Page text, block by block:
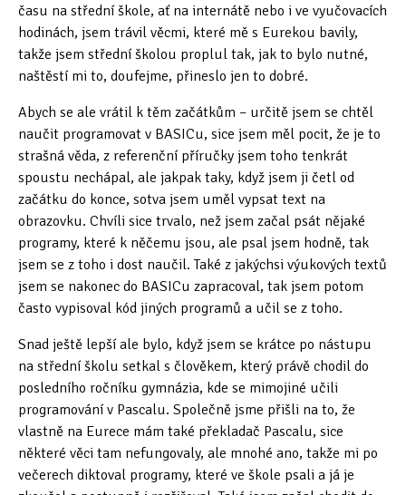
Milan Antal
Mgr. Roman Kabelka
Mgr. Eliška Hluší
Petr Řehák
Mgr. Štefan Kiss
Jan Příborský
MgA. Petr Pařízek, Ph.D.
Bc. Luboš Pinteš
Mgr. Peter Lecký
Ing. Lumír Koč
Technologie
Videa o Eurece
Fotografie Eureky
času na střední škole, ať na internátě nebo i ve vyučovacích
hodinách, jsem trávil věcmi, které mě s Eurekou bavily,
takže jsem střední školou proplul tak, jak to bylo nutné,
naštěstí mi to, doufejme, přineslo jen to dobré.
Abych se ale vrátil k těm začátkům – určitě jsem se chtěl
naučit programovat v BASICu, sice jsem měl pocit, že je to
strašná věda, z referenční příručky jsem toho tenkrát
spoustu nechápal, ale jakpak taky, když jsem ji četl od
začátku do konce, sotva jsem uměl vypsat text na
obrazovku. Chvíli sice trvalo, než jsem začal psát nějaké
programy, které k něčemu jsou, ale psal jsem hodně, tak
jsem se z toho i dost naučil. Také z jakýchsi výukových textů
jsem se nakonec do BASICu zapracoval, tak jsem potom
často vypisoval kód jiných programů a učil se z toho.
Snad ještě lepší ale bylo, když jsem se krátce po nástupu
na střední školu setkal s člověkem, který právě chodil do
posledního ročníku gymnázia, kde se mimojiné učili
programování v Pascalu. Společně jsme přišli na to, že
vlastně na Eurece mám také překladač Pascalu, sice
některé věci tam nefungovaly, ale mnohé ano, takže mi po
večerech diktoval programy, které ve škole psali a já je